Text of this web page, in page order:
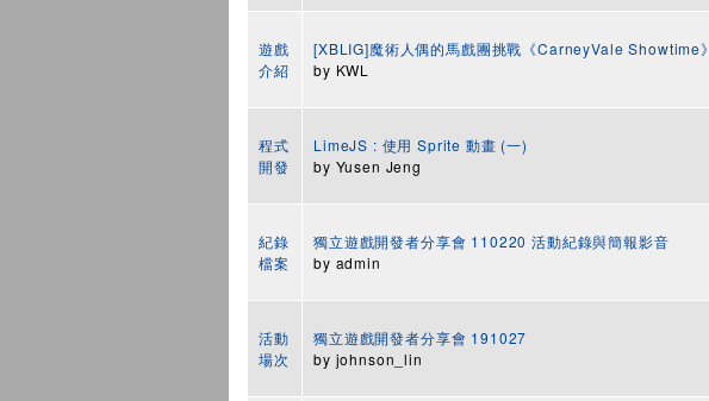
遊戲
介紹
[XBLIG]魔術人偶的馬戲團挑戰《CarneyVale Showtime》
by KWL
程式
開發
LimeJS : 使用 Sprite 動畫 (一)
by Yusen Jeng
紀錄
檔案
獨立遊戲開發者分享會 110220 活動紀錄與簡報影音
by admin
活動
場次
獨立遊戲開發者分享會 191027
by johnson_lin